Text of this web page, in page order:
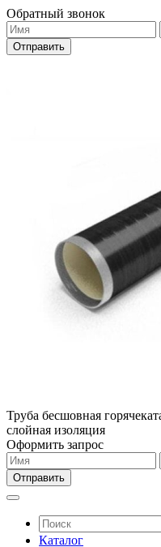
Обратный звонок
Труба бесшовная
слойная изоляция
Оформить запрос
Поиск:
Каталог